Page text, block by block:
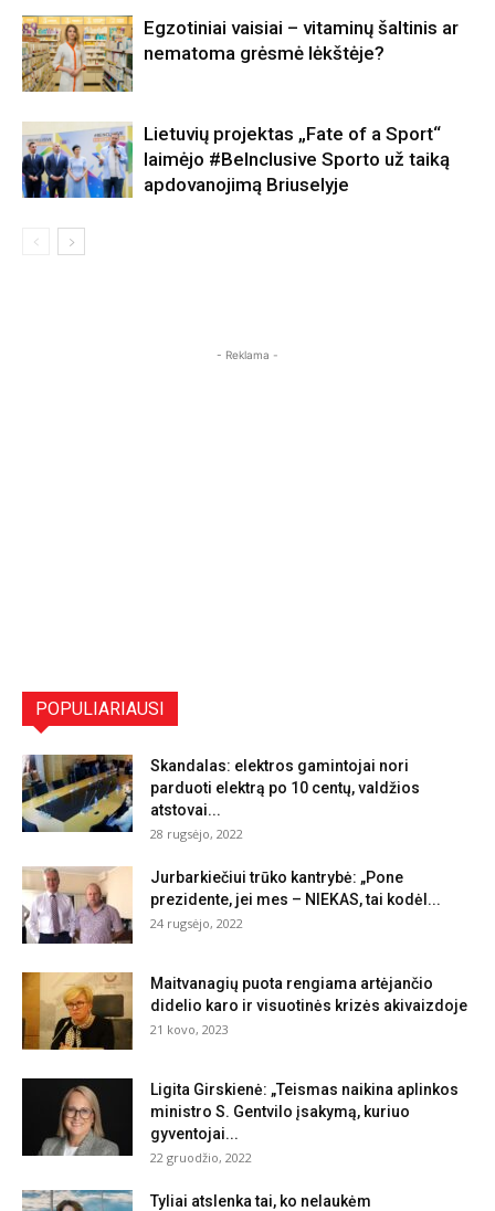
Egzotiniai vaisiai – vitaminų šaltinis ar
nematoma grėsmė lėkštėje?
Lietuvių projektas „Fate of a Sport“
laimėjo #BeInclusive Sporto už taiką
apdovanojimą Briuselyje
- Reklama -
POPULIARIAUSI
Skandalas: elektros gamintojai nori
parduoti elektrą po 10 centų, valdžios
atstovai...
28 rugsėjo, 2022
Jurbarkiečiui trūko kantrybė: „Pone
prezidente, jei mes – NIEKAS, tai kodėl...
24 rugsėjo, 2022
Maitvanagių puota rengiama artėjančio
didelio karo ir visuotinės krizės akivaizdoje
21 kovo, 2023
Ligita Girskienė: „Teismas naikina aplinkos
ministro S. Gentvilo įsakymą, kuriuo
gyventojai...
22 gruodžio, 2022
Tyliai atslenka tai, ko nelaukėm